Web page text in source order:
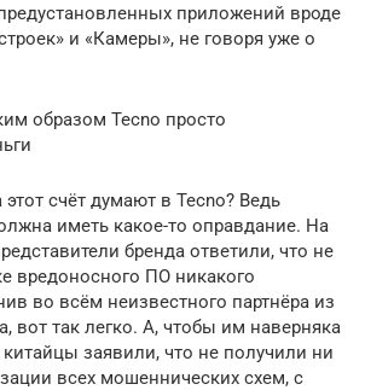
приложений вроде
и «Камеры», не говоря уже о
образом Tecno просто
этот счёт думают в Tecno? Ведь
иметь какое-то оправдание. На
бренда ответили, что не
вредоносного ПО никакого
во всём неизвестного партнёра из
вот так легко. А, чтобы им наверняка
заявили, что не получили ни
всех мошеннических схем, с